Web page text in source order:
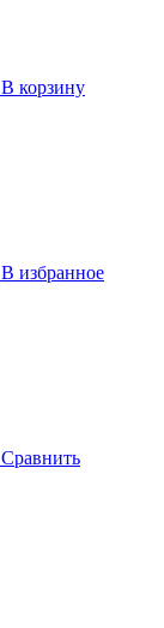
В корзину
В избранное
Сравнить